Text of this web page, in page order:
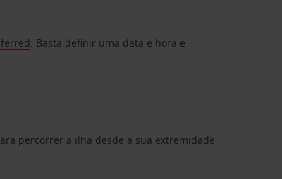
. Basta definir uma data e hora e
percorrer a ilha desde a sua extremidade